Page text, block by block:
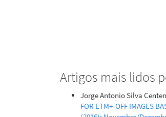
Artigos mais lidos
Jorge Antonio Silva
FOR ETM+-OFF IMAGES